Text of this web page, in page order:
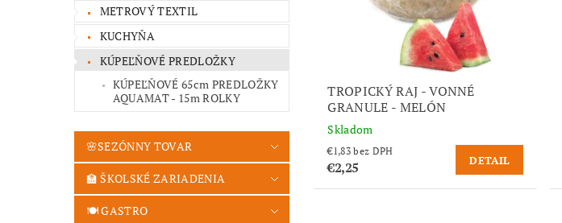
METROVÝ TEXTIL
KUCHYŇA
KÚPEĽŇOVÉ PREDLOŽKY
KÚPEĽŇOVÉ 65cm PREDLOŽKY
AQUAMAT - 15m ROLKY
🌸SEZÓNNY TOVAR
🏫 ŠKOLSKÉ ZARIADENIA
🍽️ GASTRO
TROPICKÝ RAJ - VONNÉ
GRANULE - MELÓN
Skladom
€1,83 bez DPH
€2,25 DETAIL